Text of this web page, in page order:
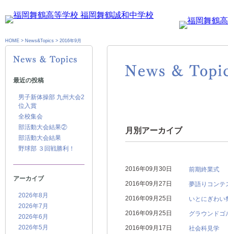
HOME > News&Topics > 2016年9月
最近の投稿
男子新体操部 九州大会2
位入賞
全校集会
部活動大会結果②
部活動大会結果
野球部 ３回戦勝利！
アーカイブ
2026年8月
2026年7月
2026年6月
2026年5月
月別アーカイブ
2016年09月30日
前期終業式
2016年09月27日
夢語りコンテ
2016年09月25日
いとにぎわい
2016年09月25日
グラウンドゴ
2016年09月17日
社会科見学